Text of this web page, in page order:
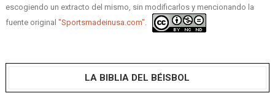
escogiendo un extracto del mismo, sin modificarlos y mencionando la
fuente original "Sportsmadeinusa.com".
LA BIBLIA DEL BÉISBOL